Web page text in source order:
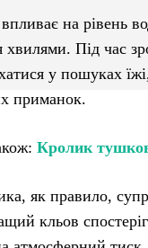
на рівень
хвилями. Під час
у пошуках
приманок.
Кролик
як правило,
кльов